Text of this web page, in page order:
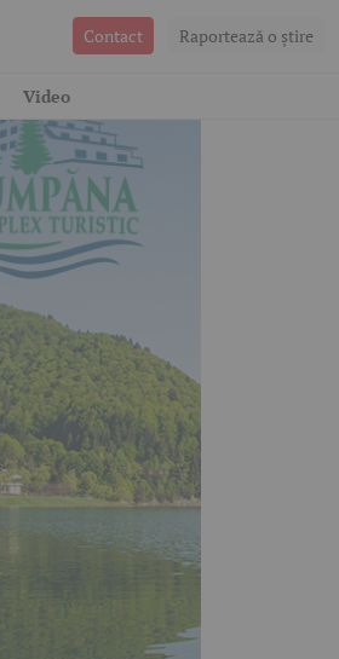
Contact Raportează o ştire
Video